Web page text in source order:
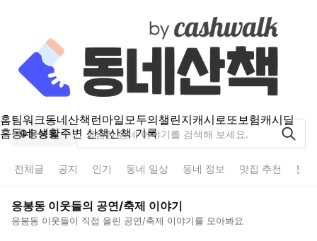
홈팀워크동네산책런마일모두의챌린지캐시로또보험캐시딜
홈동네 생활주변 산책산책 기록
응봉동
전체글 공지 인기 동네 일상 동네 정보 맛집 추천 분
응봉동 이웃들의 공연/축제 이야기
응봉동 이웃들이 직접 올린 공연/축제 이야기를 모아봐요